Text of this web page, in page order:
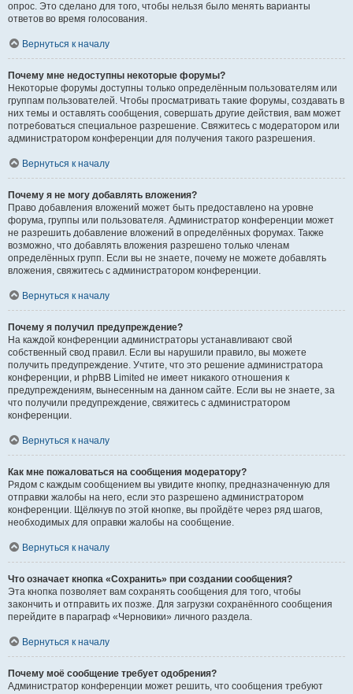
опрос. Это сделано для того, чтобы нельзя было менять варианты
ответов во время голосования.
Вернуться к началу
Почему мне недоступны некоторые форумы?
Некоторые форумы доступны только определённым пользователям или
группам пользователей. Чтобы просматривать такие форумы, создавать в
них темы и оставлять сообщения, совершать другие действия, вам может
потребоваться специальное разрешение. Свяжитесь с модератором или
администратором конференции для получения такого разрешения.
Вернуться к началу
Почему я не могу добавлять вложения?
Право добавления вложений может быть предоставлено на уровне
форума, группы или пользователя. Администратор конференции может
не разрешить добавление вложений в определённых форумах. Также
возможно, что добавлять вложения разрешено только членам
определённых групп. Если вы не знаете, почему не можете добавлять
вложения, свяжитесь с администратором конференции.
Вернуться к началу
Почему я получил предупреждение?
На каждой конференции администраторы устанавливают свой
собственный свод правил. Если вы нарушили правило, вы можете
получить предупреждение. Учтите, что это решение администратора
конференции, и phpBB Limited не имеет никакого отношения к
предупреждениям, вынесенным на данном сайте. Если вы не знаете, за
что получили предупреждение, свяжитесь с администратором
конференции.
Вернуться к началу
Как мне пожаловаться на сообщения модератору?
Рядом с каждым сообщением вы увидите кнопку, предназначенную для
отправки жалобы на него, если это разрешено администратором
конференции. Щёлкнув по этой кнопке, вы пройдёте через ряд шагов,
необходимых для оправки жалобы на сообщение.
Вернуться к началу
Что означает кнопка «Сохранить» при создании сообщения?
Эта кнопка позволяет вам сохранять сообщения для того, чтобы
закончить и отправить их позже. Для загрузки сохранённого сообщения
перейдите в параграф «Черновики» личного раздела.
Вернуться к началу
Почему моё сообщение требует одобрения?
Администратор конференции может решить, что сообщения требуют